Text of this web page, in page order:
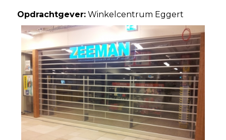
Opdrachtgever:Winkelcentrum Eggert